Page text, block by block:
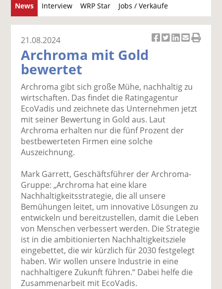
News Interview WRP Star Jobs / Verkäufe
u
c
el
a
uf
F
ac
e
b
o
k
il
e
n
el
t
wi
tt
er
n
el
a
uf
Li
n
k
te
n
p
er
E
ai
se
e
n
D
ru
ck
21.08.2024
Archroma mit Gold
bewertet
Archroma gibt sich große Mühe, nachhaltig zu
wirtschaften. Das findet die Ratingagentur
EcoVadis und zeichnete das Unternehmen jetzt
mit seiner Bewertung in Gold aus. Laut
Archroma erhalten nur die fünf Prozent der
bestbewerteten Firmen eine solche
Auszeichnung.
Mark Garrett, Geschäftsführer der Archroma-
Gruppe: „Archroma hat eine klare
Nachhaltigkeitsstrategie, die all unsere
Bemühungen leitet, um innovative Lösungen zu
entwickeln und bereitzustellen, damit die Leben
von Menschen verbessert werden. Die Strategie
ist in die ambitionierten Nachhaltigkeitsziele
eingebettet, die wir kürzlich für 2030 festgelegt
haben. Wir wollen unsere Industrie in eine
nachhaltigere Zukunft führen.“ Dabei helfe die
Zusammenarbeit mit EcoVadis.